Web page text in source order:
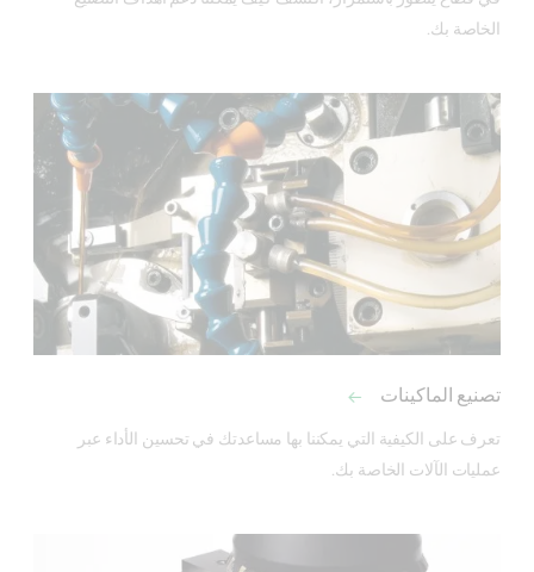
الخاصة بك.
تصنيع الماكينات
عمليات الآلات الخاصة بك.